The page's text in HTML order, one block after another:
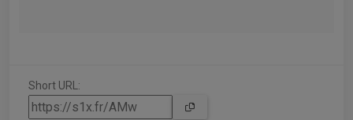
Short URL: